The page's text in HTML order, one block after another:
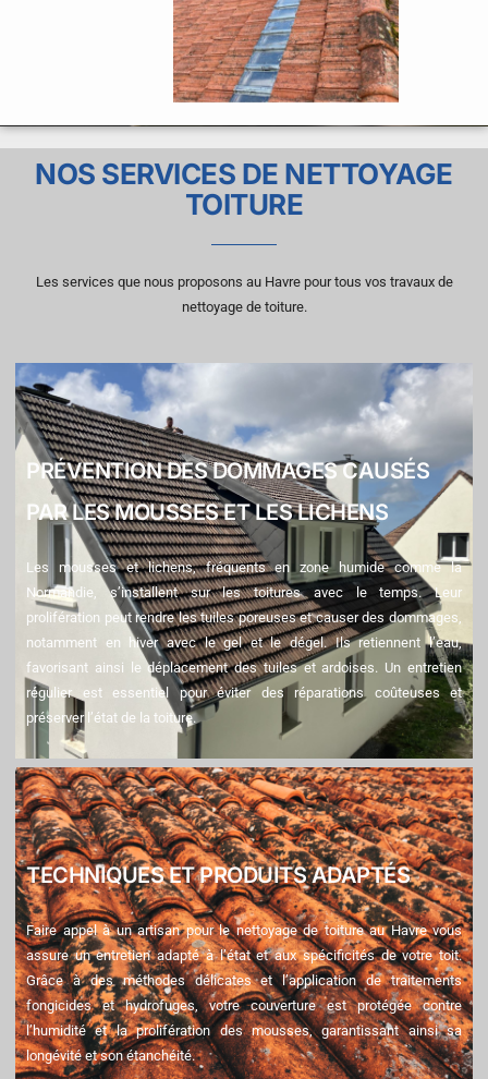
NOS SERVICES DE NETTOYAGE
TOITURE
Les services que nous proposons au Havre pour tous vos travaux de
nettoyage de toiture.
PRÉVENTION DES DOMMAGES CAUSÉS
PAR LES MOUSSES ET LES LICHENS
Les mousses et lichens, fréquents en zone humide comme la
Normandie, s’installent sur les toitures avec le temps. Leur
prolifération peut rendre les tuiles poreuses et causer des dommages,
notamment en hiver avec le gel et le dégel. Ils retiennent l’eau,
favorisant ainsi le déplacement des tuiles et ardoises. Un entretien
régulier est essentiel pour éviter des réparations coûteuses et
préserver l’état de la toiture.
TECHNIQUES ET PRODUITS ADAPTÉS
Faire appel à un artisan pour le nettoyage de toiture au Havre vous
assure un entretien adapté à l’état et aux spécificités de votre toit.
Grâce à des méthodes délicates et l’application de traitements
fongicides et hydrofuges, votre couverture est protégée contre
l’humidité et la prolifération des mousses, garantissant ainsi sa
longévité et son étanchéité.